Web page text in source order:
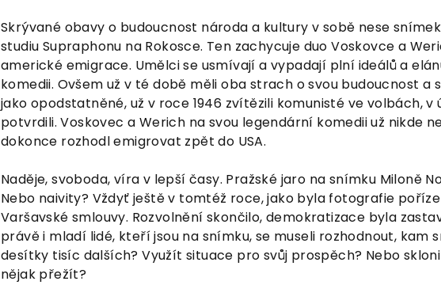
Skrývané obavy o budoucnost národa a kultury v sobě nese
studiu Supraphonu na Rokosce. Ten zachycuje duo Voskovce a
americké emigrace. Umělci se usmívají a vypadají plní ideálů a
komedii. Ovšem už v té době měli oba strach o svou budoucnost a
jako opodstatněné, už v roce 1946 zvítězili komunisté ve volbách, v
potvrdili. Voskovec a Werich na svou legendární komedii už nikde
dokonce rozhodl emigrovat zpět do USA.
Naděje, svoboda, víra v lepší časy. Pražské jaro na snímku Miloně
Nebo naivity? Vždyť ještě v tomtéž roce, jako byla fotografie
Varšavské smlouvy. Rozvolnění skončilo, demokratizace byla
právě i mladí lidé, kteří jsou na snímku, se museli rozhodnout, kam
desítky tisíc dalších? Využít situace pro svůj prospěch? Nebo
nějak přežít?